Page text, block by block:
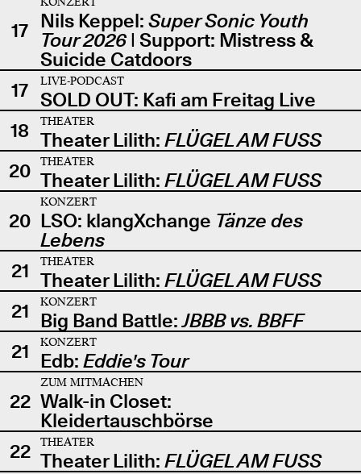
17 Nils Keppel: Super Sonic Youth
Tour 2026| Support: Mistress &
Suicide Catdoors
17
LIVE-PODCAST
SOLD OUT: Kafi am Freitag Live
18
THEATER
Theater Lilith: FLÜGEL AM FUSS
20
THEATER
Theater Lilith: FLÜGEL AM FUSS
20
KONZERT
LSO: klangXchange Tänze des
Lebens
21
THEATER
Theater Lilith: FLÜGEL AM FUSS
21
KONZERT
Big Band Battle:JBBB vs. BBFF
21
KONZERT
Edb: Eddie's Tour
22
ZUM MITMACHEN
Walk-in Closet:
Kleidertauschbörse
22
THEATER
Theater Lilith: FLÜGEL AM FUSS